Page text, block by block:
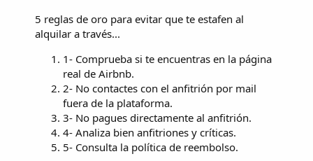
5 reglas de oro para evitar que te estafen al
alquilar a través...
1- Comprueba si te encuentras en la página
real de Airbnb.
2- No contactes con el anfitrión por mail
fuera de la plataforma.
3- No pagues directamente al anfitrión.
4- Analiza bien anfitriones y críticas.
5- Consulta la política de reembolso.